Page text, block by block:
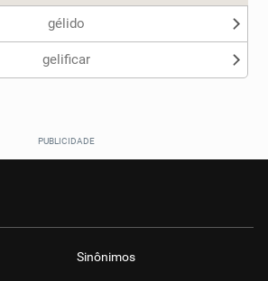
gélido
gelificar
Sinônimos